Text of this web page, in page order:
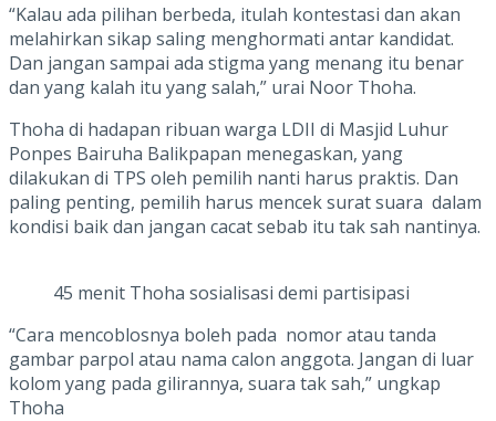
“Kalau ada pilihan berbeda, itulah kontestasi dan akan
melahirkan sikap saling menghormati antar kandidat.
Dan jangan sampai ada stigma yang menang itu benar
dan yang kalah itu yang salah,” urai Noor Thoha.
Thoha di hadapan ribuan warga LDII di Masjid Luhur
Ponpes Bairuha Balikpapan menegaskan, yang
dilakukan di TPS oleh pemilih nanti harus praktis. Dan
paling penting, pemilih harus mencek surat suara dalam
kondisi baik dan jangan cacat sebab itu tak sah nantinya.
45 menit Thoha sosialisasi demi partisipasi
“Cara mencoblosnya boleh pada nomor atau tanda
gambar parpol atau nama calon anggota. Jangan di luar
kolom yang pada gilirannya, suara tak sah,” ungkap
Thoha